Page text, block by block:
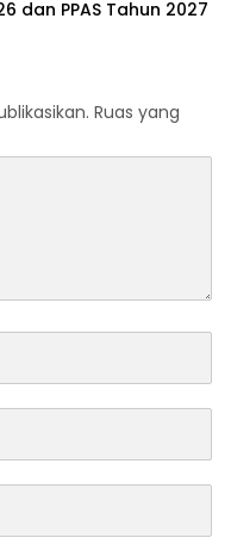
dan PPAS Tahun 2027
Ruas yang